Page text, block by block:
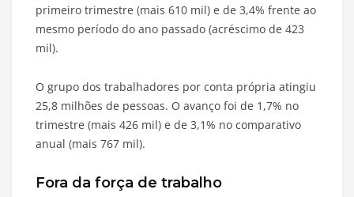
primeiro trimestre (mais 610 mil) e de 3,4% frente ao
mesmo período do ano passado (acréscimo de 423
mil).
O grupo dos trabalhadores por conta própria atingiu
25,8 milhões de pessoas. O avanço foi de 1,7% no
trimestre (mais 426 mil) e de 3,1% no comparativo
anual (mais 767 mil).
Fora da força de trabalho